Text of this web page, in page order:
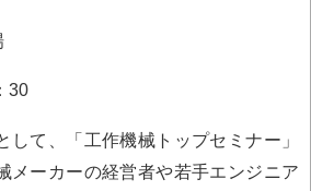
30
て、「工作機械トップセミナー」
メーカーの経営者や若手エンジニア